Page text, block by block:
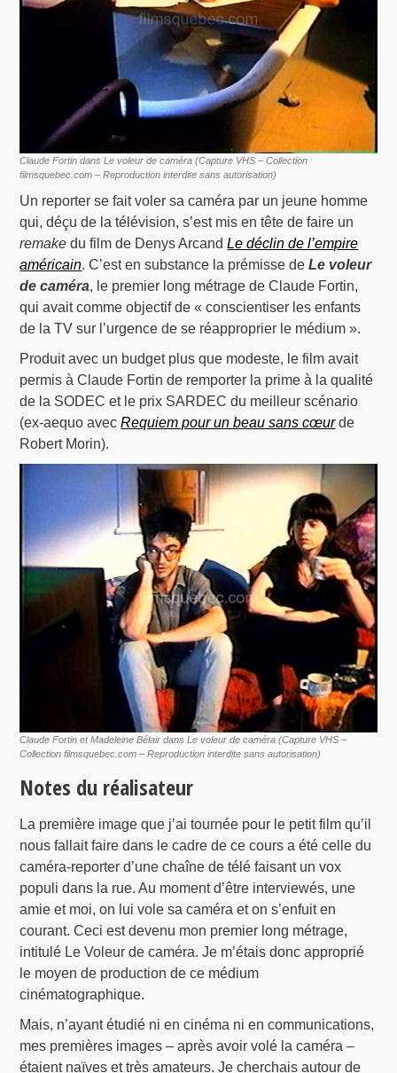
Claude Fortin dans Le voleur de caméra (Capture VHS – Collection
filmsquebec.com – Reproduction interdite sans autorisation)
Un reporter se fait voler sa caméra par un jeune homme
qui, déçu de la télévision, s’est mis en tête de faire un
remake du film de Denys ArcandLe déclin de l’empire
américain. C’est en substance la prémisse deLe voleur
de caméra, le premier long métrage de Claude Fortin,
qui avait comme objectif de « conscientiser les enfants
de la TV sur l’urgence de se réapproprier le médium ».
Produit avec un budget plus que modeste, le film avait
permis à Claude Fortin de remporter la prime à la qualité
de la SODEC et le prix SARDEC du meilleur scénario
(ex-aequo avecRequiem pour un beau sans cœurde
Robert Morin).
Claude Fortin et Madeleine Bélair dans Le voleur de caméra (Capture VHS –
Collection filmsquebec.com – Reproduction interdite sans autorisation)
Notes du réalisateur
La première image que j’ai tournée pour le petit film qu’il
nous fallait faire dans le cadre de ce cours a été celle du
caméra-reporter d’une chaîne de télé faisant un vox
populi dans la rue. Au moment d’être interviewés, une
amie et moi, on lui vole sa caméra et on s’enfuit en
courant. Ceci est devenu mon premier long métrage,
intitulé Le Voleur de caméra. Je m’étais donc approprié
le moyen de production de ce médium
cinématographique.
Mais, n’ayant étudié ni en cinéma ni en communications,
mes premières images – après avoir volé la caméra –
étaient naïves et très amateurs. Je cherchais autour de